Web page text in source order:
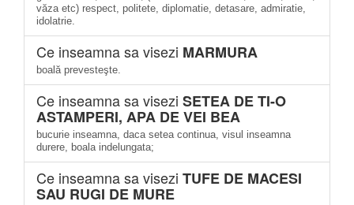
văza etc) respect, politete, diplomatie, detasare, admiratie,
idolatrie.
Ce inseamna sa visezi MARMURA
boală prevesteşte.
Ce inseamna sa visezi SETEA DE TI-O
ASTAMPERI, APA DE VEI BEA
bucurie inseamna, daca setea continua, visul inseamna
durere, boala indelungata;
Ce inseamna sa visezi TUFE DE MACESI
SAU RUGI DE MURE